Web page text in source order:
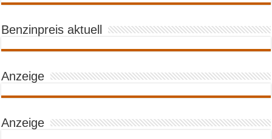
Benzinpreis aktuell
Anzeige
Anzeige